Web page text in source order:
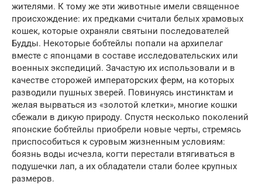
жителями. К тому же эти животные имели священное
происхождение: их предками считали белых храмовых
кошек, которые охраняли святыни последователей
Будды. Некоторые бобтейлы попали на архипелаг
вместе с японцами в составе исследовательских или
военных экспедиций. Зачастую их использовали и в
качестве сторожей императорских ферм, на которых
разводили пушных зверей. Повинуясь инстинктам и
желая вырваться из «золотой клетки», многие кошки
сбежали в дикую природу. Спустя несколько поколений
японские бобтейлы приобрели новые черты, стремясь
приспособиться к суровым жизненным условиям:
боязнь воды исчезла, когти перестали втягиваться в
подушечки лап, а их обладатели стали более крупных
размеров.